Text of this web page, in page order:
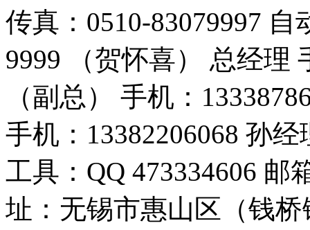
传真：0510-83079997
9999 （贺怀喜） 总经理
（副总） 手机：
手机：13382206068 孙
工具：QQ 473334606 邮
址：无锡市惠山区（钱